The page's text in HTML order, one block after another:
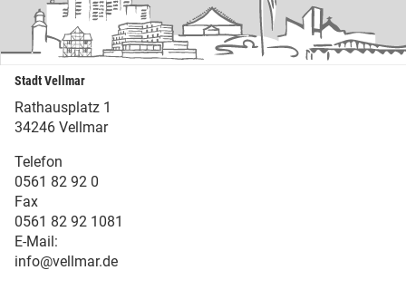
Stadt Vellmar
Rathausplatz 1
34246 Vellmar
Telefon
0561 82 92 0
Fax
0561 82 92 1081
E-Mail:
info@vellmar.de